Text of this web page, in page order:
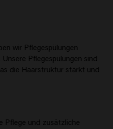
wir Pflegespülungen
Pflegespülungen sind
die Haarstruktur stärkt und
Pflege und zusätzliche